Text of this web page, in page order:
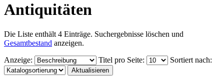
Antiquitäten
Die Liste enthält 4 Einträge. Suchergebnisse löschen und
Gesamtbestand anzeigen.
Anzeige: Titel pro Seite: Sortiert nach: